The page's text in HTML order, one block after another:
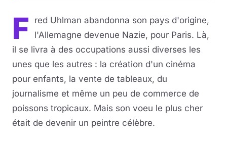
F
red Uhlman abandonna son pays d'origine,
l'Allemagne devenue Nazie, pour Paris. Là,
il se livra à des occupations aussi diverses les
unes que les autres : la création d'un cinéma
pour enfants, la vente de tableaux, du
journalisme et même un peu de commerce de
poissons tropicaux. Mais son voeu le plus cher
était de devenir un peintre célèbre.